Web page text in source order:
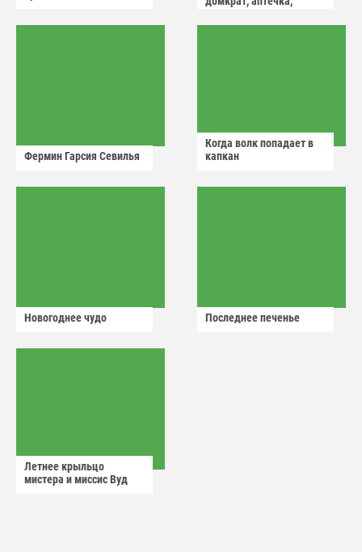
Фермин Гарсия Севилья
Когда волк попадает в
капкан
Новогоднее чудо Последнее печенье
Летнее крыльцо
мистера и миссис Вуд